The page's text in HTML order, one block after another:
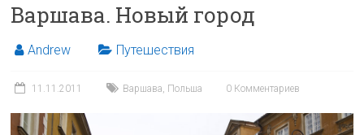
Варшава. Новый город
Andrew Путешествия
11.11.2011 Варшава, Польша 0 Комментариев